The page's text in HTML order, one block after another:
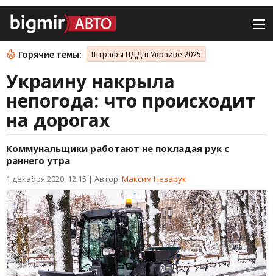
Горячие темы: Штрафы ПДД в Украине 2025
Украину накрыла
непогода: что происходит
на дорогах
Коммунальщики работают не покладая рук с
раннего утра
1 декабря 2020, 12:15 | Автор: Максим Назарук